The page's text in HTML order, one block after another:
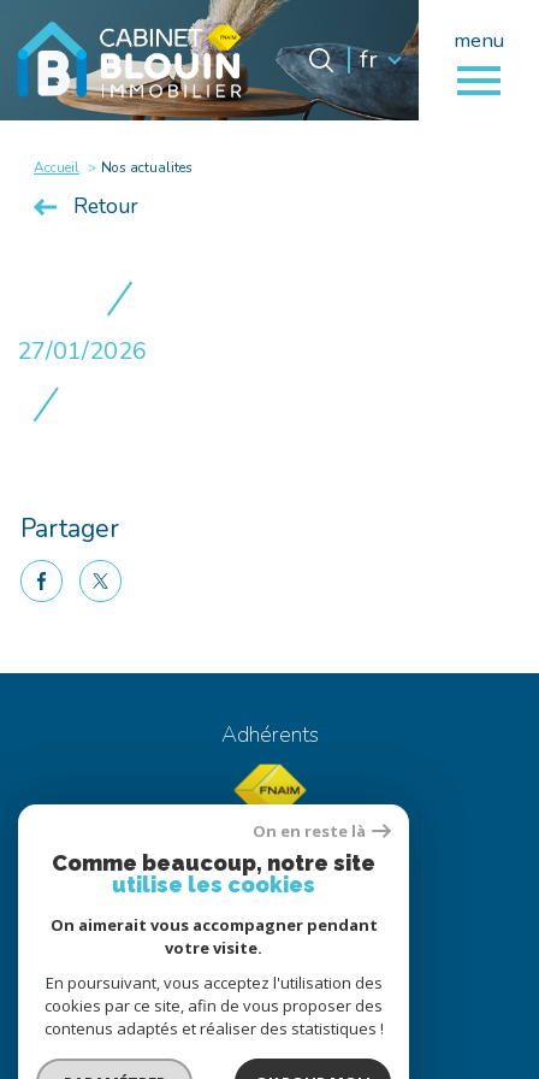
menu
Langue
fr
Accueil 0 Langue
fr
Accueil Nos actualites
Retour
27/01/2026
Partager
facebooktwitter
Adhérents
© 2022
Tous droits réservés
Traduction powered by Google
Nos honoraires
Plan du site
Mentions légales Partenaires Admin
On en reste là
Comme beaucoup, notre site
utilise les cookies
On aimerait vous accompagner pendant
votre visite.
En poursuivant, vous acceptez l'utilisation des
cookies par ce site, afin de vous proposer des
contenus adaptés et réaliser des statistiques !